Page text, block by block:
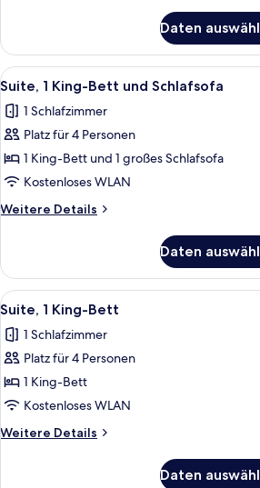
anzeigen
2 Queen-
Betten,
rollstuhlgeeignete
(Mobility
Accessible)
Daten
Alle
Fotos
für
Suite,
1 King-
Bett
und
Schlafsofa
Ein
4
Suite, 1 King-Bett und Schlafsofa
1 Schlafzimmer
Platz für 4 Personen
1 King-Bett und 1 großes Schlafsofa
Kostenloses WLAN
Weitere Details
Weitere
1 King-
Bett
und
Daten
Alle
Fotos
für
Suite,
1 King-
Bett
anzeigen
Ein
4
Suite, 1 King-Bett
1 Schlafzimmer
Platz für 4 Personen
1 King-Bett
Kostenloses WLAN
Weitere Details
Weitere
Daten